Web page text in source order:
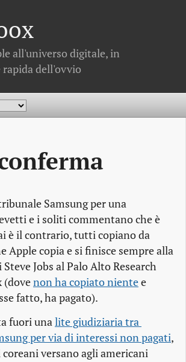
all'universo digitale, in
dell'ovvio
Samsung per una
e i soliti commentano che è
è il contrario, tutti copiano da
Apple copia e si finisce sempre alla
Jobs al Palo Alto Research
(dovenon ha copiato nientee
fatto, ha pagato).
fuori unalite giudiziaria tra
per via di interessi non pagati,
coreani versano agli americani